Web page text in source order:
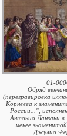
01-
Обряд
(перегравировка
Корнеева к
России...",
Антонио Ланзани в
менее
Джулио